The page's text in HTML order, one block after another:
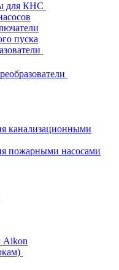
для КНС
пуска
канализационными
пожарными насосами
Aikon